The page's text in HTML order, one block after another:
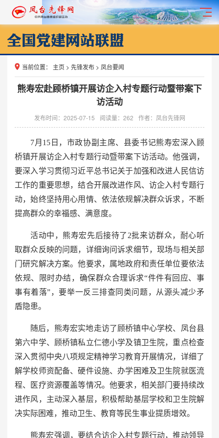
当前位置： 主页 > 先锋发布 > 凤台要闻
熊寿宏赴顾桥镇开展访企入村专题行动暨带案下
访活动
发布时间：2025-07-15 阅读量： 262 作者：凤台先锋网
7月15日，市政协副主席、县委书记熊寿宏深入顾
桥镇开展访企入村专题行动暨带案下访活动。他强调，
要深入学习贯彻习近平总书记关于加强和改进人民信访
工作的重要思想，结合开展改进作风、访企入村专题行
动，始终坚持用心用情、依法依规解决群众诉求，不断
提高群众的幸福感、满意度。
活动中，熊寿宏先后接待了2批来访群众，耐心听
取群众反映的问题，详细询问诉求细节，现场与相关部
门研究解决方案。他要求，属地政府和责任单位要依法
依规、限时办结，确保群众合理诉求“件件有回应、事
事有着落”，要举一反三排查同类问题，从源头减少矛
盾隐患。
随后，熊寿宏实地走访了顾桥镇中心学校、凤台县
第六中学、顾桥镇私立仁德小学及镇卫生院，重点检查
深入贯彻中央八项规定精神学习教育开展情况，详细了
解学校师资配备、硬件设施、办学困难及卫生院就医流
程、医疗资源覆盖等情况。他要求，相关部门要持续改
进作风，主动深入基层，积极帮助基层学校和卫生院解
决实际困难，推动卫生、教育等民生事业提质增效。
熊寿宏强调，要结合访企入村专题行动，推动领导